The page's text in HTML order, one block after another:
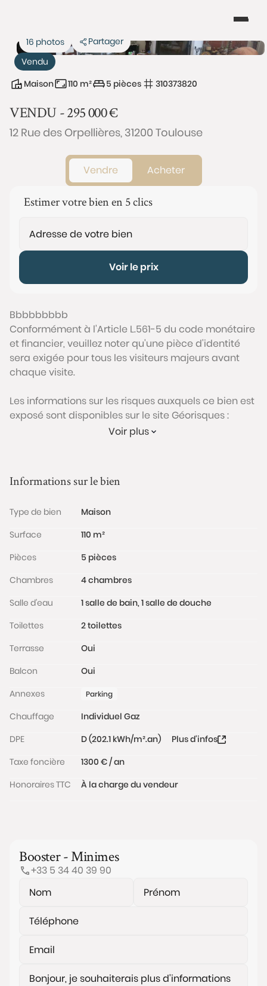
Vendu
16 photos Partager
Maison 110 m² 5 pièces 310373820
VENDU -295 000€
12 Rue des Orpellières, 31200 Toulouse
Vendre Acheter
Estimer votre bien en 5 clics
Voir le prix
Bbbbbbbbb
Conformément à l'Article L.561-5 du code monétaire
et financier, veuillez noter qu'une pièce d'identité
sera exigée pour tous les visiteurs majeurs avant
chaque visite.
Les informations sur les risques auxquels ce bien est
exposé sont disponibles sur le site Géorisques :
www.georisques.gouv.frVoir plus
Informations sur le bien
Type de bien
Maison
Surface
110 m²
Pièces
5 pièces
Chambres
4 chambres
Salle d'eau
1 salle de bain, 1 salle de douche
Toilettes
2 toilettes
Terrasse
Oui
Balcon
Oui
Annexes
Parking
Chauffage
Individuel Gaz
DPE
D (202.1 kWh/m².an)
Plus d'infos
Taxe foncière
1300 € / an
Honoraires TTC
À la charge du vendeur
Booster - Minimes
+33 5 34 40 39 90